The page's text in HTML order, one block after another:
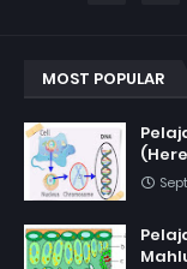
MOST POPULAR